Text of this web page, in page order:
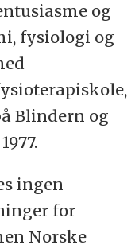
og
fysiologi og
Blindern og
ingen
for
Norske